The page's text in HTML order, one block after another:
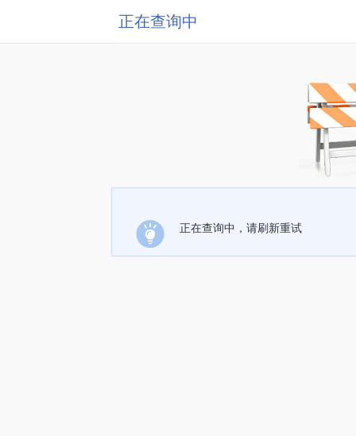
正在查询中
正在查询中，请刷新重试